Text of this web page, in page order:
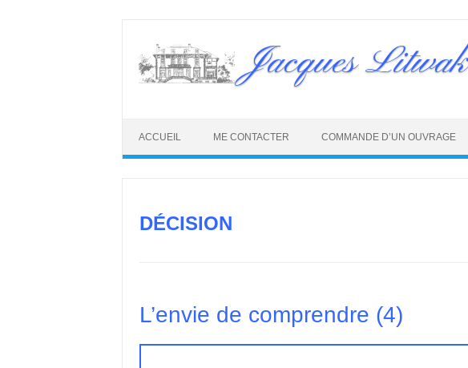
content
Jacques Litwak
ACCUEIL ME CONTACTER COMMANDE D’UN OUVRAGE
DÉCISION
L’envie de comprendre (4)